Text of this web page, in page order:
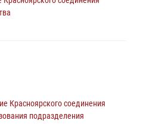
охраны Росгвардии
краж из гипермаркета
Красноярского соединения
подразделения